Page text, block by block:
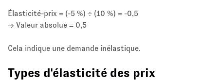
Élasticité-prix = (-5 %) ÷ (10 %) = -0,5
→ Valeur absolue = 0,5
Cela indique une demande inélastique.
Types d'élasticité des prix